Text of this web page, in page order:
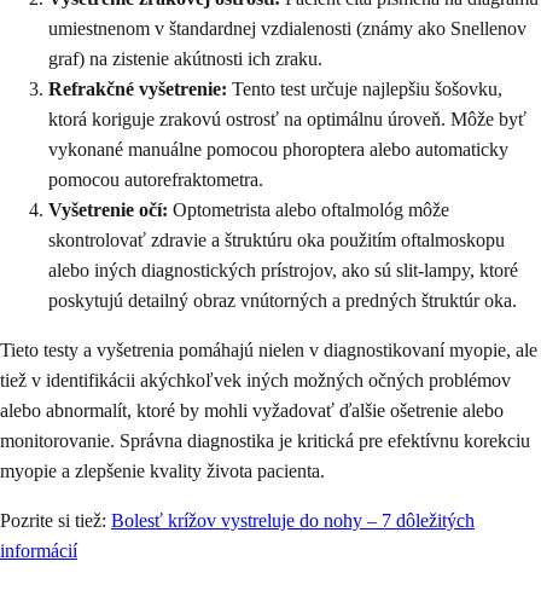
umiestnenom v štandardnej vzdialenosti (známy ako Snellenov
graf) na zistenie akútnosti ich zraku.
Refrakčné vyšetrenie: Tento test určuje najlepšiu šošovku,
ktorá koriguje zrakovú ostrosť na optimálnu úroveň. Môže byť
vykonané manuálne pomocou phoroptera alebo automaticky
pomocou autorefraktometra.
Vyšetrenie očí: Optometrista alebo oftalmológ môže
skontrolovať zdravie a štruktúru oka použitím oftalmoskopu
alebo iných diagnostických prístrojov, ako sú slit-lampy, ktoré
poskytujú detailný obraz vnútorných a predných štruktúr oka.
Tieto testy a vyšetrenia pomáhajú nielen v diagnostikovaní myopie, ale
tiež v identifikácii akýchkoľvek iných možných očných problémov
alebo abnormalít, ktoré by mohli vyžadovať ďalšie ošetrenie alebo
monitorovanie. Správna diagnostika je kritická pre efektívnu korekciu
myopie a zlepšenie kvality života pacienta.
Pozrite si tiež: Bolesť krížov vystreluje do nohy – 7 dôležitých
informácií